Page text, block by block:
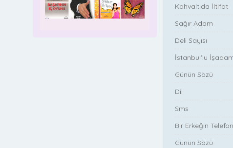
Kahvaltıda İltifat
Sağır Adam
Deli Sayısı
İstanbul'lu
Günün Sözü
Dil
Sms
Bir Erkeğin
Günün Sözü